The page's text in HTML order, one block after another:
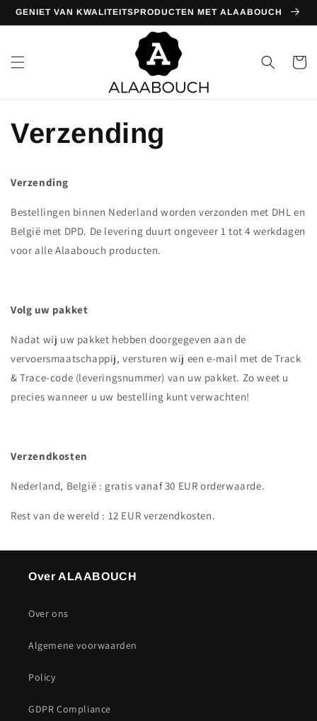
naar de
content
GENIET VAN KWALITEITSPRODUCTEN MET ALAABOUCH
Verzending
Verzending
Bestellingen binnen Nederland worden verzonden met DHL en
België met DPD. De levering duurt ongeveer 1 tot 4 werkdagen
voor alle Alaabouch producten.
Volg uw pakket
Nadat wij uw pakket hebben doorgegeven aan de
vervoersmaatschappij, versturen wij een e-mail met de Track
& Trace-code (leveringsnummer) van uw pakket. Zo weet u
precies wanneer u uw bestelling kunt verwachten!
Verzendkosten
Nederland, België : gratis vanaf 30 EUR orderwaarde.
Rest van de wereld : 12 EUR verzendkosten.
Over ALAABOUCH
Over ons
Algemene voorwaarden
Policy
GDPR Compliance